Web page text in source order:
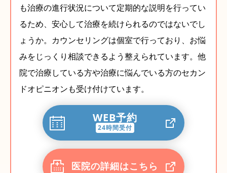
も治療の進行状況について定期的な説明を行ってい
るため、安心して治療を続けられるのではないでし
ょうか。カウンセリングは個室で行っており、お悩
みをじっくり相談できるよう整えられています。他
院で治療している方や治療に悩んでいる方のセカン
ドオピニオンも受け付けています。
WEB予約
24時間受付
医院の詳細はこちら